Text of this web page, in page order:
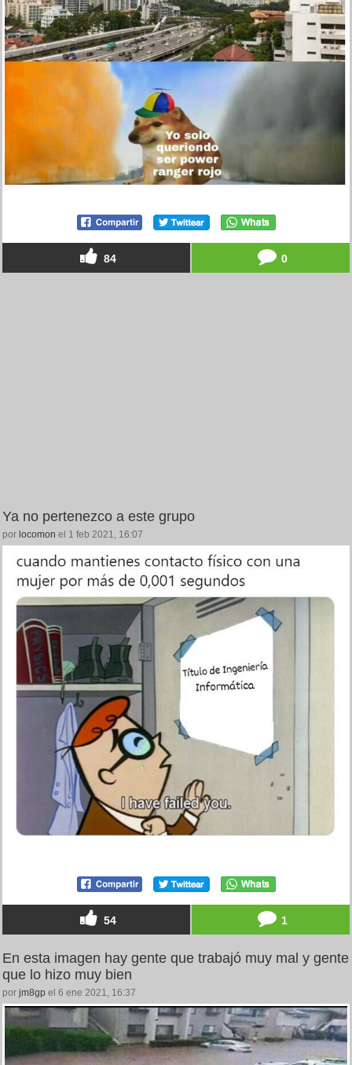
84 0
Ya no pertenezco a este grupo
por locomon el 1 feb 2021, 16:07
54 1
En esta imagen hay gente que trabajó muy mal y gente
que lo hizo muy bien
por jm8gp el 6 ene 2021, 16:37